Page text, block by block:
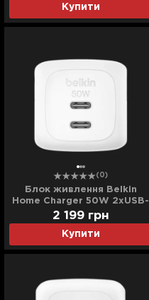
Купити
(0)
Блок живлення Belkin
Home Charger 50W 2хUSB-
С GAN PD PPS (White)
Купити
2 199 грн